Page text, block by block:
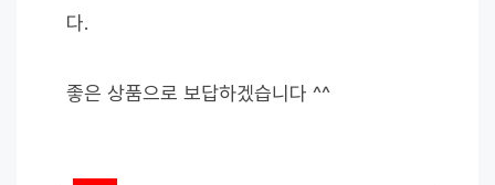
다.
좋은 상품으로 보답하겠습니다 ^^